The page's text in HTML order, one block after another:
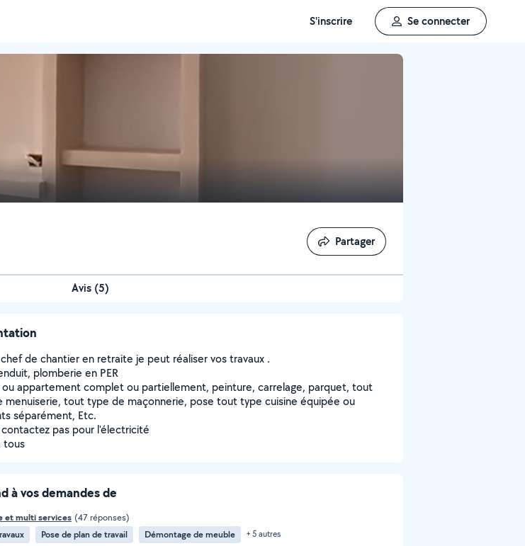
S'inscrire Se connecter
Partager
Partager
Avis (5)
de chantier en retraite je peut réaliser vos travaux .
plomberie en PER
ou appartement complet ou partiellement, peinture, carrelage, parquet, tout
menuiserie, tout type de maçonnerie, pose tout type cuisine équipée ou
séparément, Etc.
pas pour l'électricité
tous
à vos demandes de
et multi services (47 réponses)
Pose de plan de travail Démontage de meuble + 5 autres